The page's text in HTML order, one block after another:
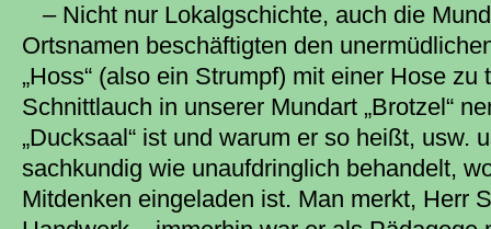
– Nicht nur Lokalgschichte, auch die
Ortsnamen beschäftigten den
„Hoss“ (also ein Strumpf) mit einer Hose
Schnittlauch in unserer Mundart „Brotzel“
„Ducksaal“ ist und warum er so heißt, usw.
sachkundig wie unaufdringlich behandelt,
Mitdenken eingeladen ist. Man merkt, Herr